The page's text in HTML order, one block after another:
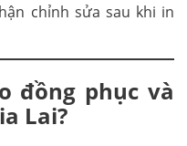
chỉnh sửa sau khi in
đồng phục và
Lai?